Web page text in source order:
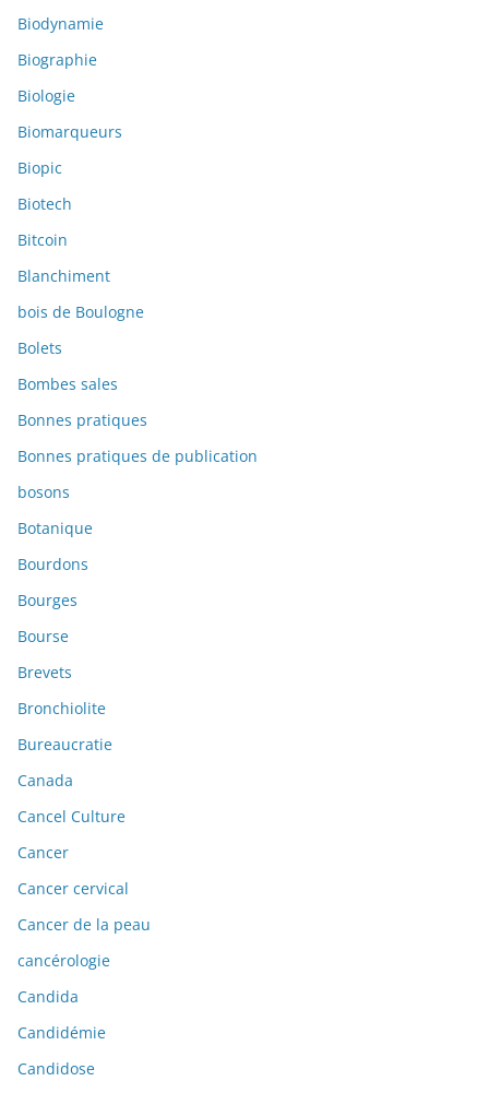
Biodynamie
Biographie
Biologie
Biomarqueurs
Biopic
Biotech
Bitcoin
Blanchiment
bois de Boulogne
Bolets
Bombes sales
Bonnes pratiques
Bonnes pratiques de publication
bosons
Botanique
Bourdons
Bourges
Bourse
Brevets
Bronchiolite
Bureaucratie
Canada
Cancel Culture
Cancer
Cancer cervical
Cancer de la peau
cancérologie
Candida
Candidémie
Candidose